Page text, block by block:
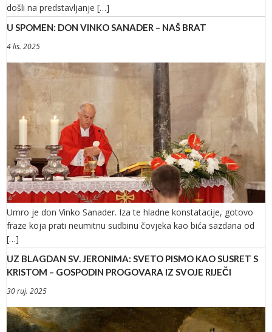
došli na predstavljanje […]
U SPOMEN: DON VINKO SANADER – NAŠ BRAT
4 lis. 2025
Umro je don Vinko Sanader. Iza te hladne konstatacije, gotovo
fraze koja prati neumitnu sudbinu čovjeka kao bića sazdana od
[…]
UZ BLAGDAN SV. JERONIMA: SVETO PISMO KAO SUSRET S
KRISTOM – GOSPODIN PROGOVARA IZ SVOJE RIJEČI
30 ruj. 2025